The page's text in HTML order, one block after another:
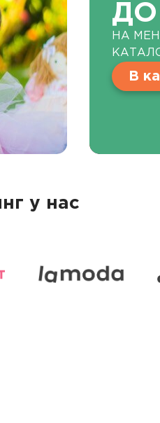
ДО
НА
В
у нас